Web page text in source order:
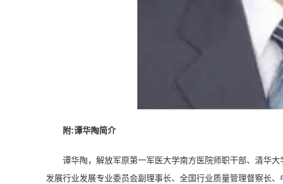
附:谭华陶简介
谭华陶，解放军原第一军医大学南方医院师职干部、清华
发展行业发展专业委员会副理事长、全国行业质量管理督察长